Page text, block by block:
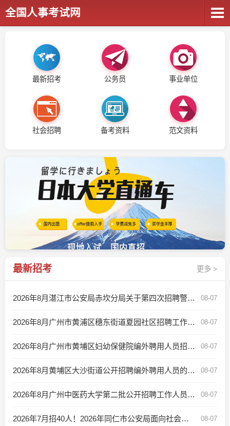
全国人事考试网
最新招考 公务员 事业单位
社会招聘 备考资料 范文资料
最新招考 更多 >
2026年8月湛江市公安局赤坎分局关于第四次招聘警务辅助人员的公告 08-07
2026年8月广州市黄浦区穗东街道夏园社区招聘工作人员公告 08-07
2026年8月广州市黄埔区妇幼保健院编外聘用人员招聘公告 08-07
2026年8月黄埔区大沙街道公开招聘编外聘用人员的公告 08-07
2026年8月广州中医药大学第二批公开招聘工作人员公告 08-07
2026年7月招40人！2026年同仁市公安局面向社会公开招聘警务辅助人员公告 08-07